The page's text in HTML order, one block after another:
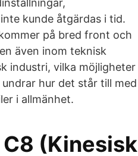
kunde åtgärdas i tid.
på bred front och
även inom teknisk
industri, vilka möjligheter
hur det står till med
i allmänhet.
(Kinesisk